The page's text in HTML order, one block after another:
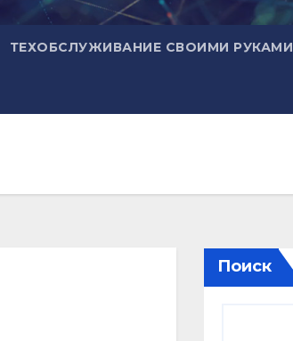
ТЕХОБСЛУЖИВАНИЕ СВОИМИ РУКАМИ
Поиск